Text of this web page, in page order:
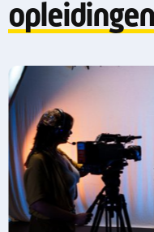
opleidingen